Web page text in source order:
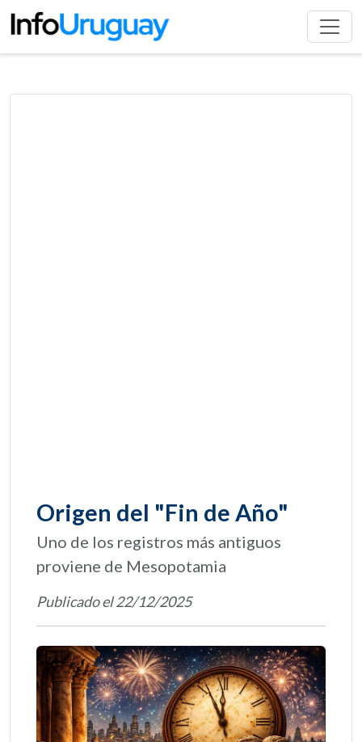
Origen del "Fin de Año"
Uno de los registros más antiguos
proviene de Mesopotamia
Publicado el 22/12/2025